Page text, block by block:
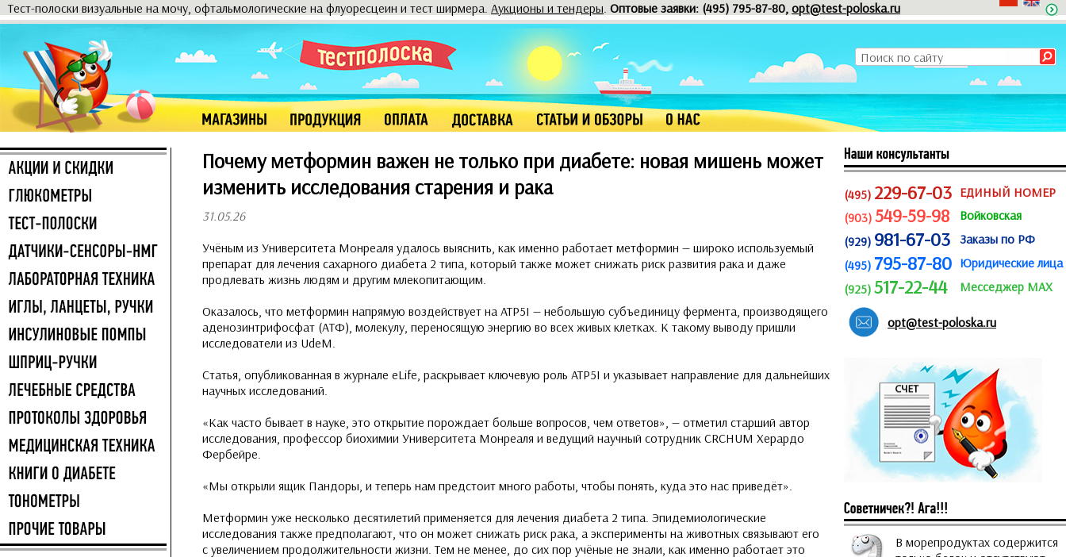
Тест-полоски визуальные на мочу, офтальмологические на флуоресцеин и тест ширмера. Аукционы и тендеры. Оптовые заявки: (495) 795-87-80, opt@test-poloska.ru
Почему метформин важен не только при диабете: новая мишень может
изменить исследования старения и рака
31.05.26
Учёным из Университета Монреаля удалось выяснить, как именно работает метформин — широко используемый
препарат для лечения сахарного диабета 2 типа, который также может снижать риск развития рака и даже
продлевать жизнь людям и другим млекопитающим.
Оказалось, что метформин напрямую воздействует на ATP5I — небольшую субъединицу фермента, производящего
аденозинтрифосфат (АТФ), молекулу, переносящую энергию во всех живых клетках. К такому выводу пришли
исследователи из UdeM.
Статья, опубликованная в журнале eLife, раскрывает ключевую роль ATP5I и указывает направление для дальнейших
научных исследований.
«Как часто бывает в науке, это открытие порождает больше вопросов, чем ответов», — отметил старший автор
исследования, профессор биохимии Университета Монреаля и ведущий научный сотрудник CRCHUM Херардо
Фербейре.
«Мы открыли ящик Пандоры, и теперь нам предстоит много работы, чтобы понять, куда это нас приведёт».
Метформин уже несколько десятилетий применяется для лечения диабета 2 типа. Эпидемиологические
исследования также предполагают, что он может снижать риск рака, а эксперименты на животных связывают его
с увеличением продолжительности жизни. Тем не менее, до сих пор учёные не знали, как именно работает это
(495) 229-67-03 ЕДИНЫЙ НОМЕР
(903) 549-59-98
Войковская
(929) 981-67-03 Заказы по РФ
(495) 795-87-80 Юридические лица
(925) 517-22-44 Месседжер MAX
opt@test-poloska.ru
В морепродуктах содержится